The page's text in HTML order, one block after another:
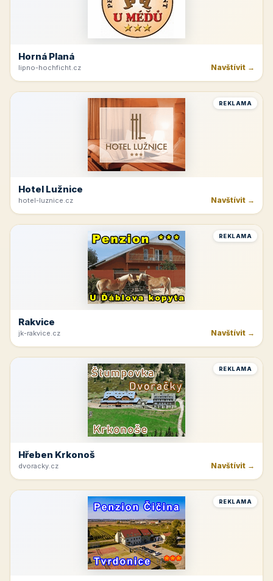
Horná Planá
lipno-hochficht.cz Navštívit →
REKLAMA
Hotel Lužnice
hotel-luznice.cz Navštívit →
REKLAMA
Rakvice
jk-rakvice.cz Navštívit →
REKLAMA
Hřeben Krkonoš
dvoracky.cz Navštívit →
REKLAMA